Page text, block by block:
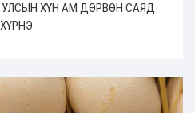
УЛСЫН ХҮН АМ ДӨРВӨН САЯД
ХҮРНЭ